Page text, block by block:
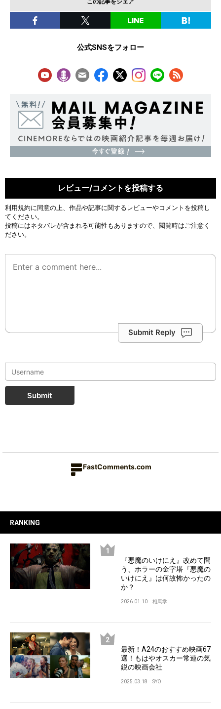
この記事をシェア
公式SNSをフォロー
レビュー/コメントを投稿する
利用規約に同意の上、作品や記事に関するレビューやコメントを投稿し
てください。
投稿にはネタバレが含まれる可能性もありますので、閲覧時はご注意く
ださい。
Submit Reply
Submit
FastComments.com
RANKING
『悪魔のいけにえ』改めて問
う、ホラーの金字塔『悪魔の
いけにえ』は何故怖かったの
か？
2026.01.10 相馬学
最新！A24のおすすめ映画67
選！もはやオスカー常連の気
鋭の映画会社
2025.03.18 SYO